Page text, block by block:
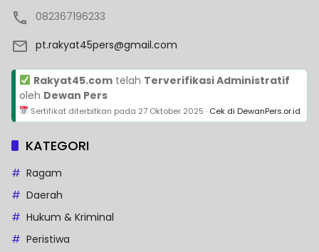
082367196233
pt.rakyat45pers@gmail.com
Rakyat45.comtelah Terverifikasi Administratif
oleh Dewan Pers
Sertifikat diterbitkan pada 27 Oktober 2025 · Cek di DewanPers.or.id
KATEGORI
Ragam
Daerah
Hukum & Kriminal
Peristiwa